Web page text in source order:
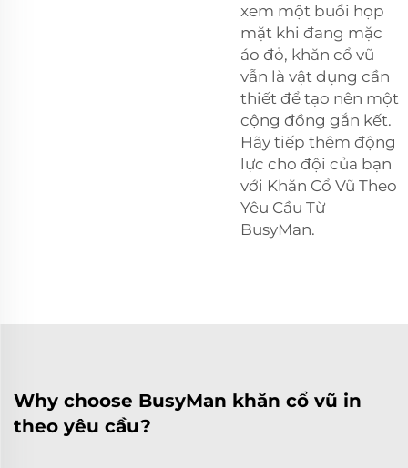
xem một buổi họp
mặt khi đang mặc
áo đỏ, khăn cổ vũ
vẫn là vật dụng cần
thiết để tạo nên một
cộng đồng gắn kết.
Hãy tiếp thêm động
lực cho đội của bạn
với Khăn Cổ Vũ Theo
Yêu Cầu Từ
BusyMan.
Why choose BusyMan khăn cổ vũ in
theo yêu cầu?